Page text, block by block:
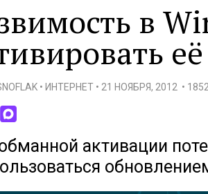
в
• ИНТЕРНЕТ • 21 НОЯБРЯ, 2012 •
активации